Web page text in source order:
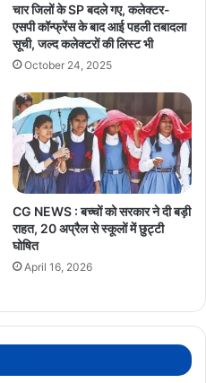
चार जिलों के SP बदले गए, कलेक्टर-
एसपी कॉन्फ्रेंस के बाद आई पहली तबादला
सूची, जल्द कलेक्टरों की लिस्ट भी
October 24, 2025
CG NEWS : बच्चों को सरकार ने दी बड़ी
राहत, 20 अप्रैल से स्कूलों में छुट्टी
घोषित
April 16, 2026